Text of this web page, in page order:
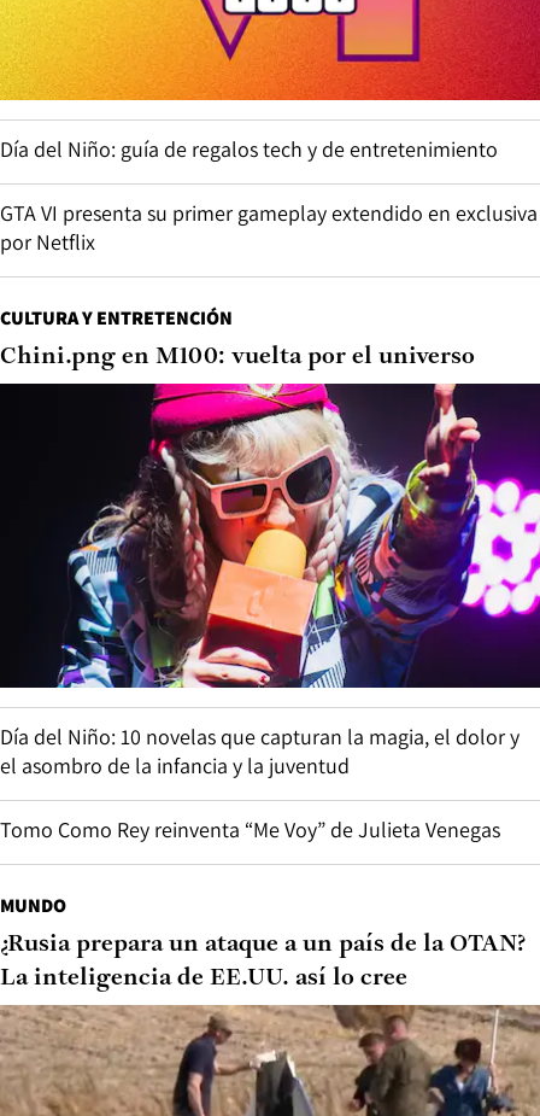
Día del Niño: guía de regalos tech y de entretenimiento
GTA VI presenta su primer gameplay extendido en exclusiva
por Netflix
CULTURA Y ENTRETENCIÓN
Chini.png en M100: vuelta por el universo
Día del Niño: 10 novelas que capturan la magia, el dolor y
el asombro de la infancia y la juventud
Tomo Como Rey reinventa “Me Voy” de Julieta Venegas
MUNDO
¿Rusia prepara un ataque a un país de la OTAN?
La inteligencia de EE.UU. así lo cree